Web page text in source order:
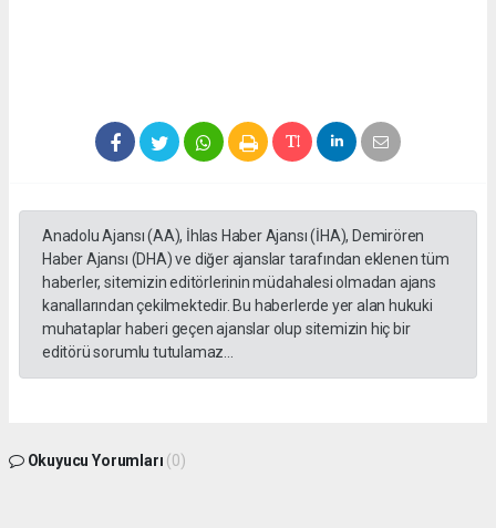
Anadolu Ajansı (AA), İhlas Haber Ajansı (İHA), Demirören
Haber Ajansı (DHA) ve diğer ajanslar tarafından eklenen tüm
haberler, sitemizin editörlerinin müdahalesi olmadan ajans
kanallarından çekilmektedir. Bu haberlerde yer alan hukuki
muhataplar haberi geçen ajanslar olup sitemizin hiç bir
editörü sorumlu tutulamaz...
Okuyucu Yorumları (0)